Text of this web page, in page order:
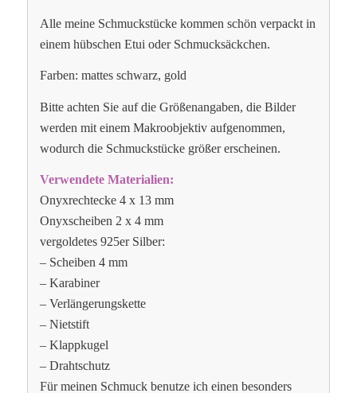
Alle meine Schmuckstücke kommen schön verpackt in
einem hübschen Etui oder Schmucksäckchen.
Farben: mattes schwarz, gold
Bitte achten Sie auf die Größenangaben, die Bilder
werden mit einem Makroobjektiv aufgenommen,
wodurch die Schmuckstücke größer erscheinen.
Verwendete Materialien:
Onyxrechtecke 4 x 13 mm
Onyxscheiben 2 x 4 mm
vergoldetes 925er Silber:
– Scheiben 4 mm
– Karabiner
– Verlängerungskette
– Nietstift
– Klappkugel
– Drahtschutz
Für meinen Schmuck benutze ich einen besonders